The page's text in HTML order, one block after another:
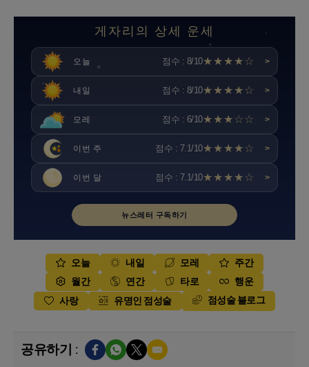
게자리의 상세 운세
오늘 점수 : 8/10★★★★☆ >
내일 점수 : 8/10★★★★☆ >
모레 점수 : 6/10★★★☆☆ >
이번 주 점수 : 7.1/10★★★★☆ >
이번 달 점수 : 7.1/10★★★★☆ >
뉴스레터 구독하기
오늘 내일 모레
주간
월간
연간 타로
행운
사랑
유명인 점성술 점성술 블로그
공유하기 :